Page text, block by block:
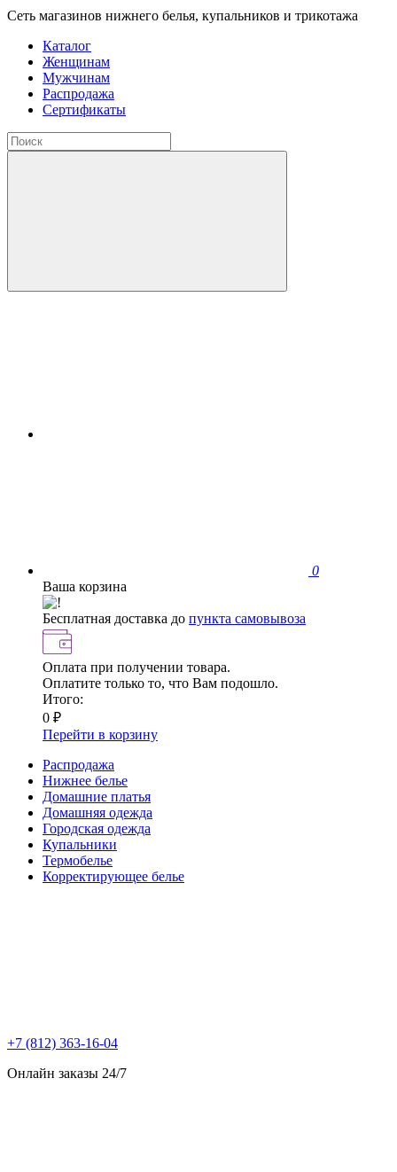
Сеть магазинов нижнего белья, купальников и трикотажа
Каталог
Женщинам
Мужчинам
Распродажа
Сертификаты
0
Ваша корзина
Бесплатная доставка до пункта самовывоза
Оплата при получении товара.
Оплатите только то, что Вам подошло.
Итого:
0 ₽
Перейти в корзину
Распродажа
Нижнее белье
Домашние платья
Домашняя одежда
Городская одежда
Купальники
Термобелье
Корректирующее белье
+7 (812) 363-16-04
Онлайн заказы 24/7